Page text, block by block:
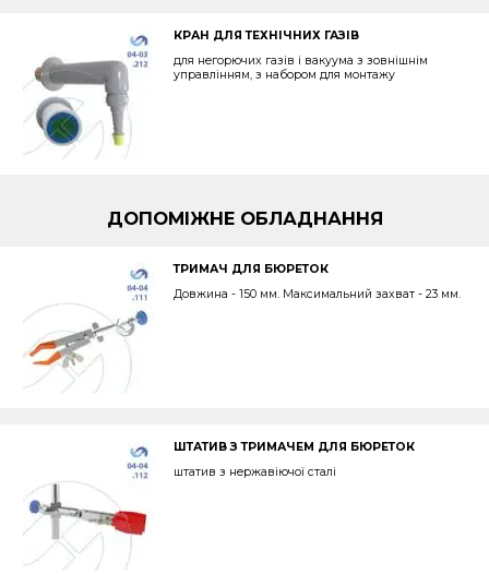
КРАН ДЛЯ ТЕХНІЧНИХ ГАЗІВ
для негорючих газів і вакуума з зовнішнім
управлінням, з набором для монтажу
ДОПОМІЖНЕ ОБЛАДНАННЯ
ТРИМАЧ ДЛЯ БЮРЕТОК
Довжина - 150 мм. Максимальний захват - 23 мм.
ШТАТИВ З ТРИМАЧЕМ ДЛЯ БЮРЕТОК
штатив з нержавіючої сталі